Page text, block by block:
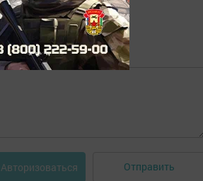
Авторизоваться Отправить